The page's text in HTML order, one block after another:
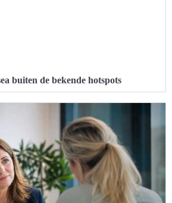
buiten de bekende hotspots